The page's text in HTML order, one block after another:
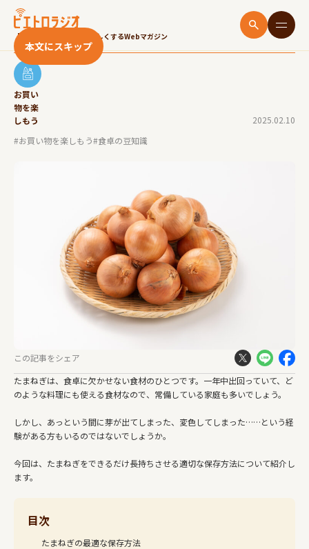
「いただきます！」をたのしくするWebマガジン
本文にスキップ
たまねぎの保存方法は？常温・冷蔵・冷凍どれが
長持ちする？
お買い
物を楽
しもう
2025.02.10
#お買い物を楽しもう#食卓の豆知識
この記事をシェア
たまねぎは、食卓に欠かせない食材のひとつです。一年中出回っていて、ど
のような料理にも使える食材なので、常備している家庭も多いでしょう。
しかし、あっという間に芽が出てしまった、変色してしまった……という経
験がある方もいるのではないでしょうか。
今回は、たまねぎをできるだけ長持ちさせる適切な保存方法について紹介し
ます。
目次
たまねぎの最適な保存方法